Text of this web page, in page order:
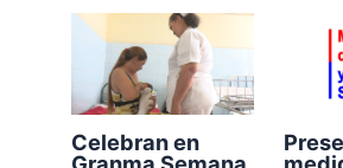
Celebran en